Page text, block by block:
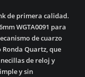
de primera calidad.
WGTA0091 para
de cuarzo
Quartz, que
de reloj y
y sin